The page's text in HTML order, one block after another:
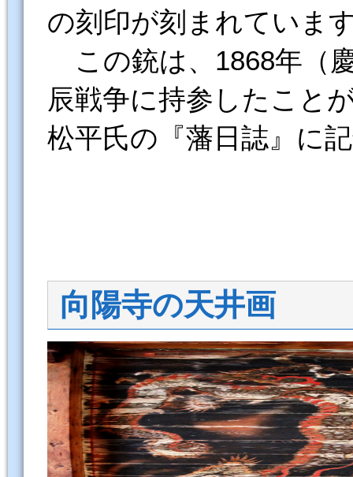
の刻印が刻まれていま
この銃は、1868年（
辰戦争に持参したこと
松平氏の『藩日誌』に
向陽寺の天井画